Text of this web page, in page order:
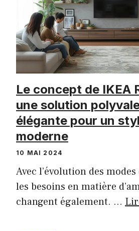
Le concept de IKEA
une solution
élégante pour un
moderne
10 MAI 2024
Avec l’évolution des
les besoins en matière
changent également. …